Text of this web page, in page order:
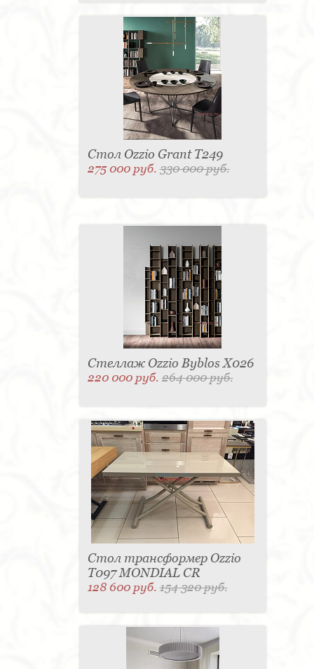
Стол Ozzio Grant T249
275 000 руб.330 000 руб.
Стеллаж Ozzio Byblos X026
220 000 руб.264 000 руб.
Стол трансформер Ozzio
T097 MONDIAL CR
128 600 руб.154 320 руб.